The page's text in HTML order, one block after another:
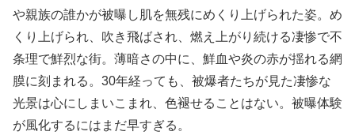
や親族の誰かが被曝し肌を無残にめくり上げられた姿。め
くり上げられ、吹き飛ばされ、燃え上がり続ける凄惨で不
条理で鮮烈な街。薄暗さの中に、鮮血や炎の赤が揺れる網
膜に刻まれる。30年経っても、被爆者たちが見た凄惨な
光景は心にしまいこまれ、色褪せることはない。被曝体験
が風化するにはまだ早すぎる。